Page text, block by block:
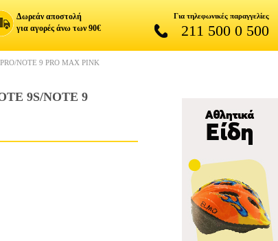
Δωρεάν αποστολή
για αγορές άνω των 90€
Για τηλεφωνικές παραγγελίες
211 500 0 500
NOTE 9 PRO MAX PINK
9S/NOTE 9